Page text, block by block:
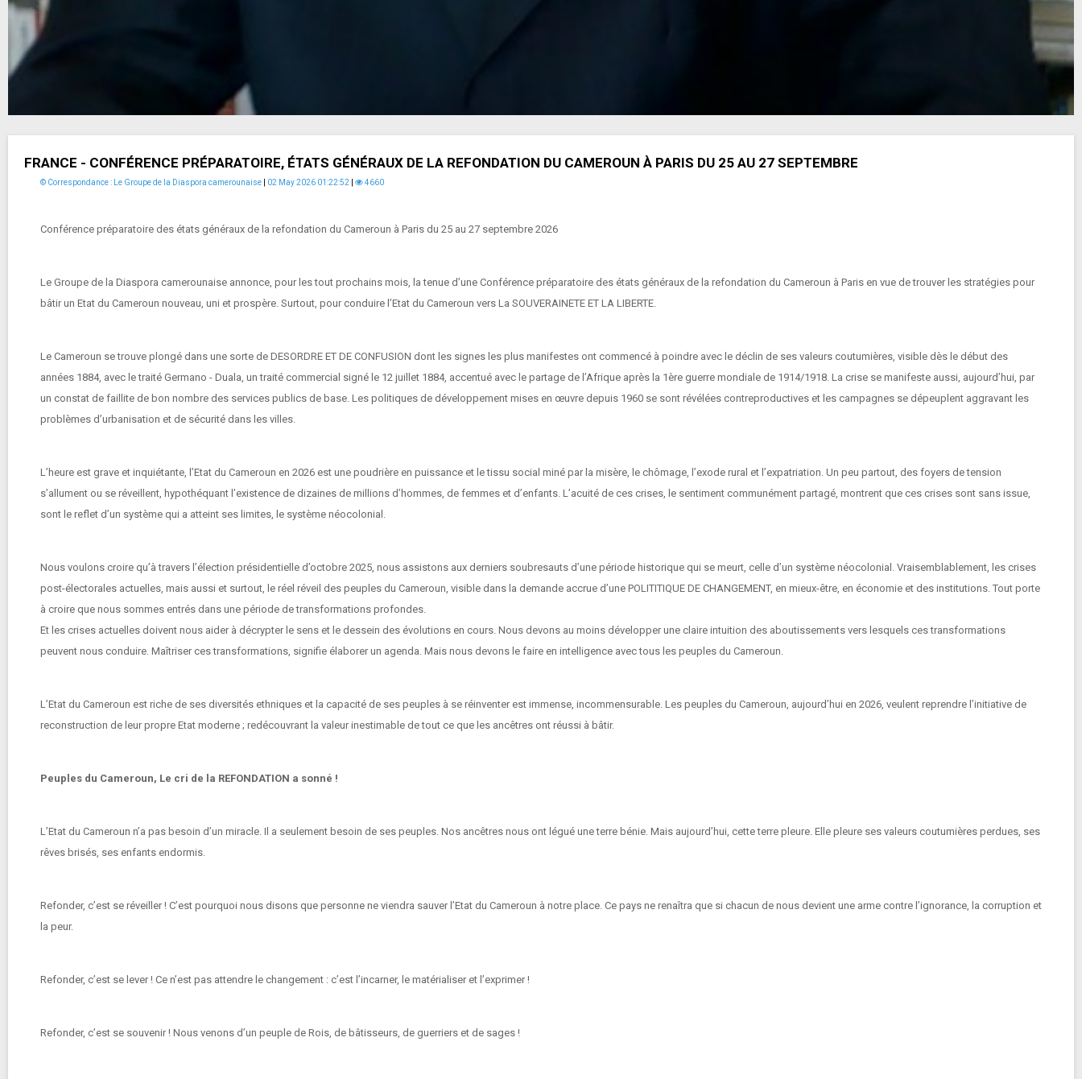
FRANCE - CONFÉRENCE PRÉPARATOIRE, ÉTATS GÉNÉRAUX DE LA REFONDATION DU CAMEROUN À PARIS DU 25 AU 27 SEPTEMBRE
© Correspondance : Le Groupe de la Diaspora camerounaise 02 May 2026 01:22:52 4660
Conférence préparatoire des états généraux de la refondation du Cameroun à Paris du 25 au 27 septembre 2026
Le Groupe de la Diaspora camerounaise annonce, pour les tout prochains mois, la tenue d’une Conférence préparatoire des états généraux de la refondation du Cameroun à Paris en vue de trouver les stratégies pour
bâtir un Etat du Cameroun nouveau, uni et prospère. Surtout, pour conduire l’Etat du Cameroun vers La SOUVERAINETE ET LA LIBERTE.
Le Cameroun se trouve plongé dans une sorte de DESORDRE ET DE CONFUSION dont les signes les plus manifestes ont commencé à poindre avec le déclin de ses valeurs coutumières, visible dès le début des
années 1884, avec le traité Germano - Duala, un traité commercial signé le 12 juillet 1884, accentué avec le partage de l’Afrique après la 1ère guerre mondiale de 1914/1918. La crise se manifeste aussi, aujourd’hui, par
un constat de faillite de bon nombre des services publics de base. Les politiques de développement mises en œuvre depuis 1960 se sont révélées contreproductives et les campagnes se dépeuplent aggravant les
problèmes d’urbanisation et de sécurité dans les villes.
L’heure est grave et inquiétante, l’Etat du Cameroun en 2026 est une poudrière en puissance et le tissu social miné par la misère, le chômage, l’exode rural et l’expatriation. Un peu partout, des foyers de tension
s’allument ou se réveillent, hypothéquant l’existence de dizaines de millions d’hommes, de femmes et d’enfants. L’acuité de ces crises, le sentiment communément partagé, montrent que ces crises sont sans issue,
sont le reflet d’un système qui a atteint ses limites, le système néocolonial.
Nous voulons croire qu’à travers l’élection présidentielle d’octobre 2025, nous assistons aux derniers soubresauts d’une période historique qui se meurt, celle d’un système néocolonial. Vraisemblablement, les crises
post-électorales actuelles, mais aussi et surtout, le réel réveil des peuples du Cameroun, visible dans la demande accrue d’une POLITITIQUE DE CHANGEMENT, en mieux-être, en économie et des institutions. Tout porte
à croire que nous sommes entrés dans une période de transformations profondes.
Et les crises actuelles doivent nous aider à décrypter le sens et le dessein des évolutions en cours. Nous devons au moins développer une claire intuition des aboutissements vers lesquels ces transformations
peuvent nous conduire. Maîtriser ces transformations, signifie élaborer un agenda. Mais nous devons le faire en intelligence avec tous les peuples du Cameroun.
L’Etat du Cameroun est riche de ses diversités ethniques et la capacité de ses peuples à se réinventer est immense, incommensurable. Les peuples du Cameroun, aujourd’hui en 2026, veulent reprendre l’initiative de
reconstruction de leur propre Etat moderne ; redécouvrant la valeur inestimable de tout ce que les ancêtres ont réussi à bâtir.
Peuples du Cameroun, Le cri de la REFONDATION a sonné !
L’Etat du Cameroun n’a pas besoin d’un miracle. Il a seulement besoin de ses peuples. Nos ancêtres nous ont légué une terre bénie. Mais aujourd’hui, cette terre pleure. Elle pleure ses valeurs coutumières perdues, ses
rêves brisés, ses enfants endormis.
Refonder, c’est se réveiller ! C’est pourquoi nous disons que personne ne viendra sauver l’Etat du Cameroun à notre place. Ce pays ne renaîtra que si chacun de nous devient une arme contre l’ignorance, la corruption et
la peur.
Refonder, c’est se lever ! Ce n’est pas attendre le changement : c’est l’incarner, le matérialiser et l’exprimer !
Refonder, c’est se souvenir ! Nous venons d’un peuple de Rois, de bâtisseurs, de guerriers et de sages !